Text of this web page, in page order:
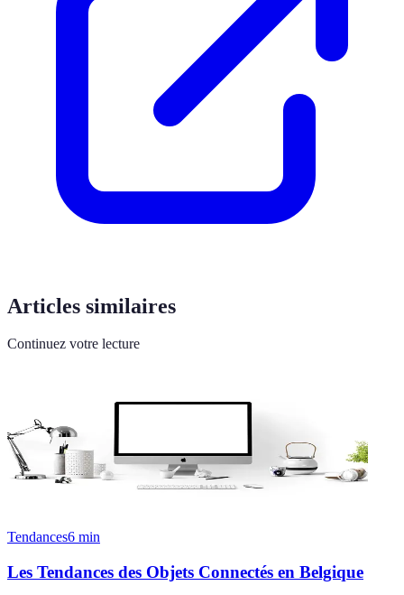
Articles similaires
Continuez votre lecture
Tendances6 min
Les Tendances des Objets Connectés en Belgique